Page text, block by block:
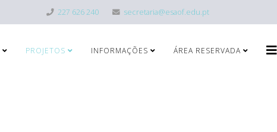
227 626 240 secretaria@esaof.edu.pt
PROJETOS INFORMAÇÕES ÁREA RESERVADA